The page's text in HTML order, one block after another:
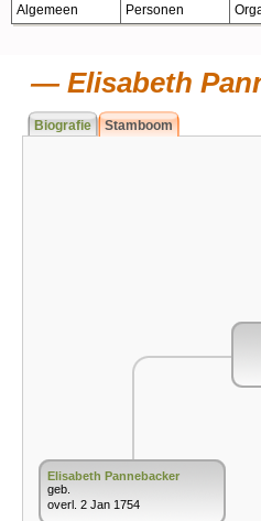
Algemeen Personen
Elisabeth
Biografie Stamboom
Elisabeth Pannebacker
geb.
overl. 2 Jan 1754